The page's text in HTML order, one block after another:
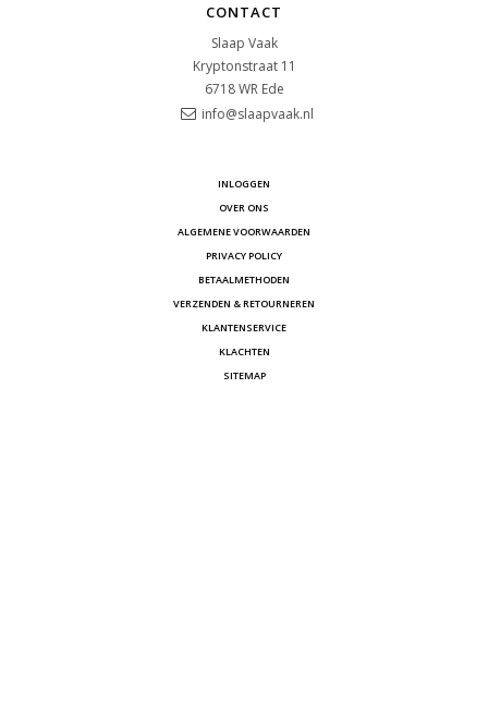
CONTACT
Slaap Vaak
Kryptonstraat 11
6718 WR Ede
info@slaapvaak.nl
INLOGGEN
OVER ONS
ALGEMENE VOORWAARDEN
PRIVACY POLICY
BETAALMETHODEN
VERZENDEN & RETOURNEREN
KLANTENSERVICE
KLACHTEN
SITEMAP